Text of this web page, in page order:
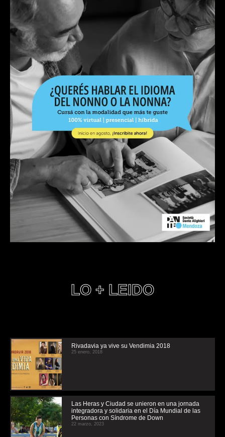
LO + LEIDO
Rivadavia ya vive su Vendimia 2018
25 enero, 2018
Las Heras y Ciudad se unieron en una jornada
integradora y solidaria en el Día Mundial de las
Personas con Síndrome de Down
22 marzo, 2023